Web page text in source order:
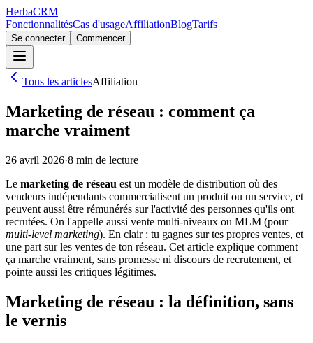
HerbaCRM
FonctionnalitésCas d'usageAffiliationBlogTarifs
Se connecter Commencer
Tous les articlesAffiliation
Marketing de réseau : comment ça
marche vraiment
26 avril 2026·8 min de lecture
Le marketing de réseau est un modèle de distribution où des
vendeurs indépendants commercialisent un produit ou un service, et
peuvent aussi être rémunérés sur l'activité des personnes qu'ils ont
recrutées. On l'appelle aussi vente multi-niveaux ou MLM (pour
multi-level marketing). En clair : tu gagnes sur tes propres ventes, et
une part sur les ventes de ton réseau. Cet article explique comment
ça marche vraiment, sans promesse ni discours de recrutement, et
pointe aussi les critiques légitimes.
Marketing de réseau : la définition, sans
le vernis